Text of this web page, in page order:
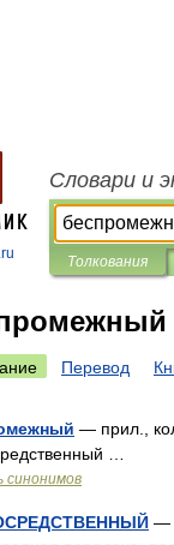
Словари и
Толкования
Перевод
— прил.,
…
синонимов
—